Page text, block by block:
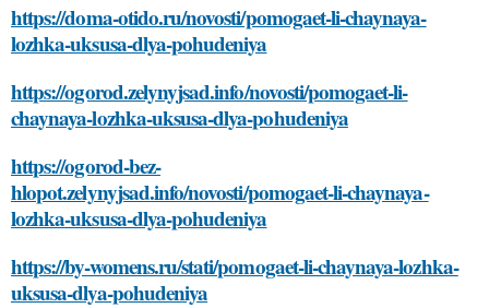
https://doma-otido.ru/novosti/pomogaet-li-chaynaya-
lozhka-uksusa-dlya-pohudeniya
https://ogorod.zelynyjsad.info/novosti/pomogaet-li-
chaynaya-lozhka-uksusa-dlya-pohudeniya
https://ogorod-bez-
hlopot.zelynyjsad.info/novosti/pomogaet-li-chaynaya-
lozhka-uksusa-dlya-pohudeniya
https://by-womens.ru/stati/pomogaet-li-chaynaya-lozhka-
uksusa-dlya-pohudeniya